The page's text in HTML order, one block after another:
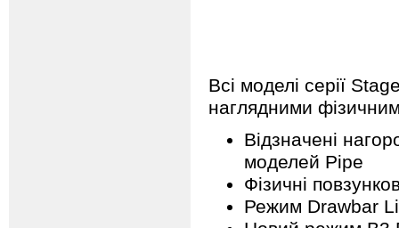
Всі моделі серії
наглядними
Відзначені
моделей Pipe
Фізичні
Режим Drawbar